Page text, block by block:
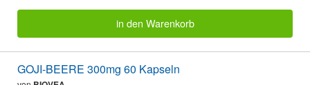
in den Warenkorb
GOJI-BEERE 300mg 60 Kapseln